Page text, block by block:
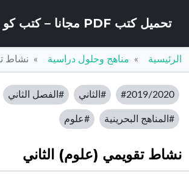
تحميل كتب PDF مجانا – كتب كو
الرئيسية مناهج وحلول دراسية نشاط
#2019/2020 #الثاني #الفصل الثاني
#المناهج البحرينية #علوم
نشاط تقويمي (علوم) الثاني